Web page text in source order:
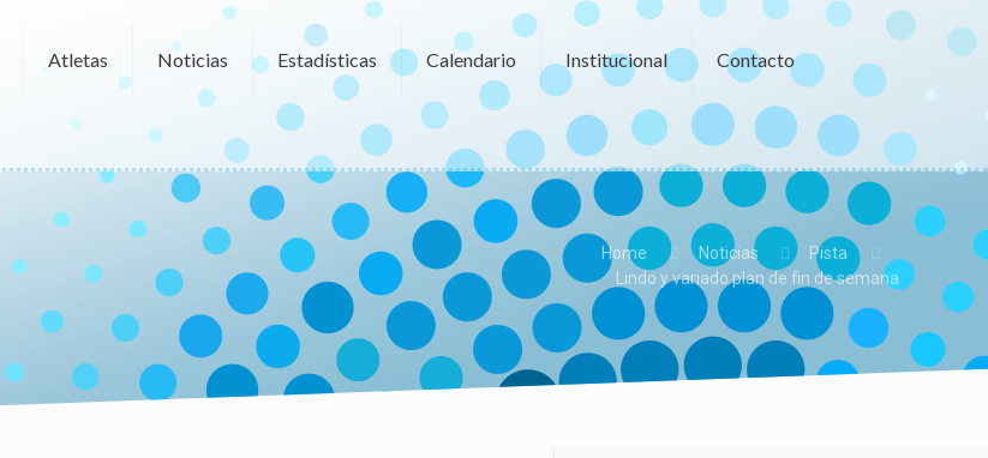
Atletas Noticias Estadísticas Calendario Institucional Contacto
Home Noticias
Pista
Lindo y variado plan de fin de semana